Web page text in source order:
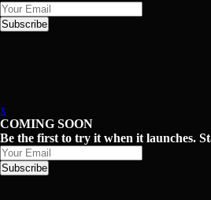
Subscribe
x
COMING SOON
Be the first to try it when it launches.
Subscribe